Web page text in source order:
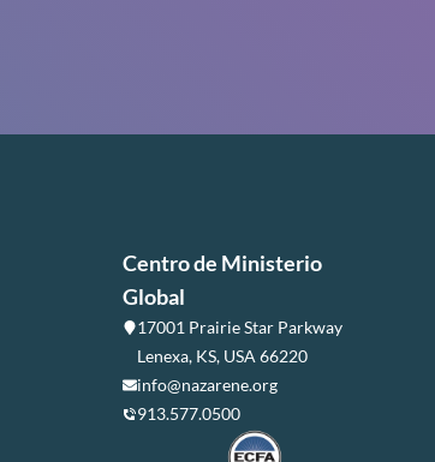
Centro de Ministerio
Global
17001 Prairie Star Parkway
Lenexa, KS, USA 66220
info@nazarene.org
913.577.0500